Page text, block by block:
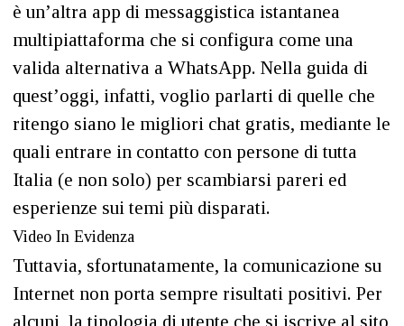
è un’altra app di messaggistica istantanea
multipiattaforma che si configura come una
valida alternativa a WhatsApp. Nella guida di
quest’oggi, infatti, voglio parlarti di quelle che
ritengo siano le migliori chat gratis, mediante le
quali entrare in contatto con persone di tutta
Italia (e non solo) per scambiarsi pareri ed
esperienze sui temi più disparati.
Video In Evidenza
Tuttavia, sfortunatamente, la comunicazione su
Internet non porta sempre risultati positivi. Per
alcuni, la tipologia di utente che si iscrive al sito